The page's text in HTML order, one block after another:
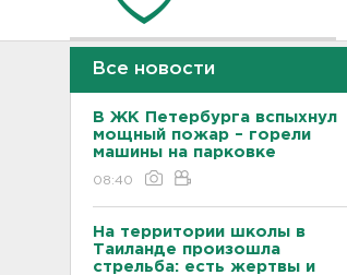
Все новости
В ЖК Петербурга вспыхнул
мощный пожар – горели
машины на парковке
08:40
На территории школы в
Таиланде произошла
стрельба: есть жертвы и